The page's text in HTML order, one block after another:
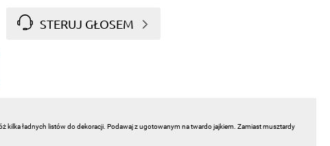
STERUJ GŁOSEM
kilka ładnych listów do dekoracji. Podawaj z ugotowanym na twardo jajkiem. Zamiast musztardy